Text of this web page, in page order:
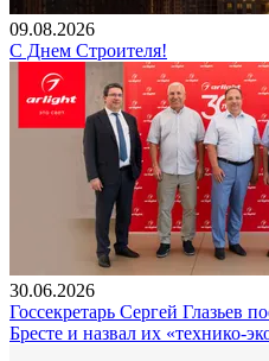
09.08.2026
С Днем Строителя!
30.06.2026
Госсекретарь Сергей Глазьев
Бресте и назвал их «технико-